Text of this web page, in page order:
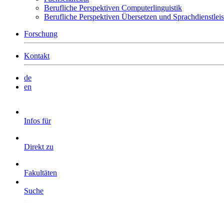
Berufliche Perspektiven Computerlinguistik
Berufliche Perspektiven Übersetzen und
Forschung
Kontakt
de
en
Infos für
Direkt zu
Fakultäten
Suche